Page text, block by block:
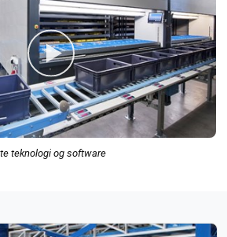
teknologi og software